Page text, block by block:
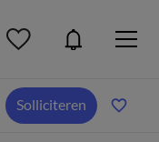
Solliciteren